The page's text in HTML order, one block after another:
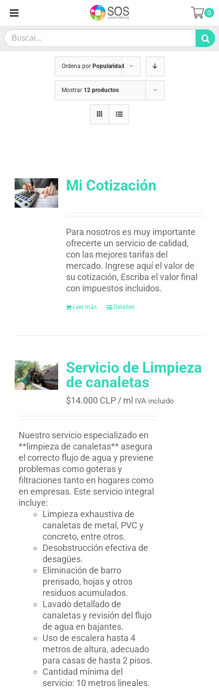
contenido
Search
for:
0
Ordena por Popularidad
Mostrar 12 productos
Mi Cotización
Para nosotros es muy importante
ofrecerte un servicio de calidad,
con las mejores tarifas del
mercado. Ingrese aquí el valor de
su cotización, Escriba el valor final
con impuestos incluidos.
Leer más Detalles
Servicio de Limpieza
de canaletas
$14.000 CLP/ ml IVA incluido
Nuestro servicio especializado en
**limpieza de canaletas** asegura
el correcto flujo de agua y previene
problemas como goteras y
filtraciones tanto en hogares como
en empresas. Este servicio integral
incluye:
Limpieza exhaustiva de
canaletas de metal, PVC y
concreto, entre otros.
Desobstrucción efectiva de
desagües.
Eliminación de barro
prensado, hojas y otros
residuos acumulados.
Lavado detallado de
canaletas y revisión del flujo
de agua en bajantes.
Uso de escalera hasta 4
metros de altura, adecuado
para casas de hasta 2 pisos.
Cantidad mínima del
servicio: 10 metros lineales.